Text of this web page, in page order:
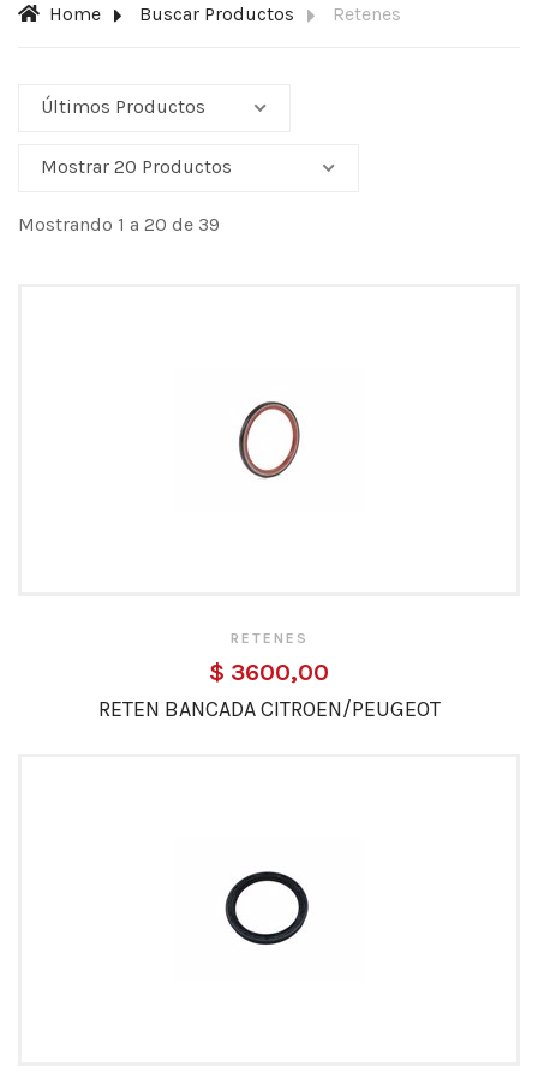
Home Buscar Productos Retenes
Últimos Productos
Mostrar 20 Productos
Mostrando 1 a 20 de 39
RETENES
$ 3600,00
RETEN BANCADA CITROEN/PEUGEOT